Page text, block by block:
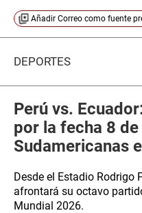
Añadir Correo como fuente
DEPORTES
Perú vs.
por la fecha 8
Sudamericanas
Desde el Estadio Rodrigo
afrontará su octavo
Mundial 2026.